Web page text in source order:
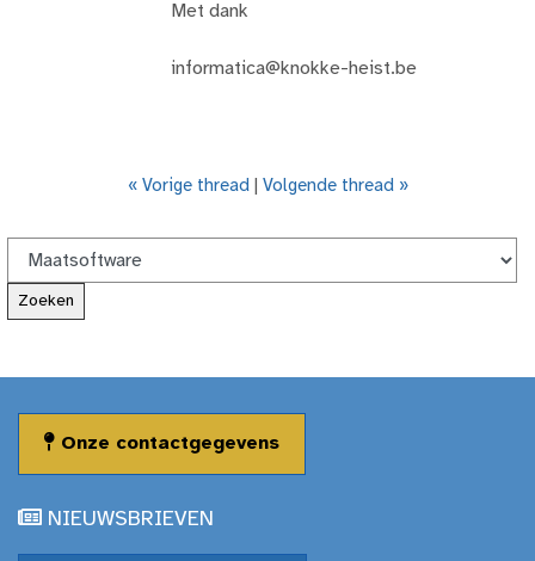
Met dank
informatica@knokke-heist.be
« Vorige thread| Volgende thread »
Onze contactgegevens
NIEUWSBRIEVEN